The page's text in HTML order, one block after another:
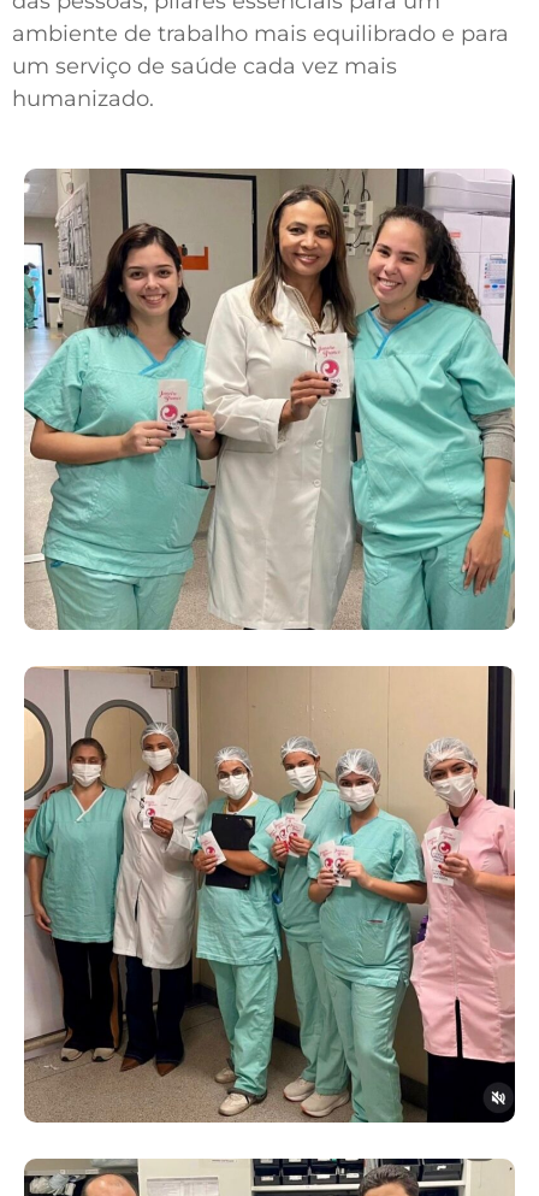
ambiente de trabalho mais equilibrado e para
um serviço de saúde cada vez mais
humanizado.